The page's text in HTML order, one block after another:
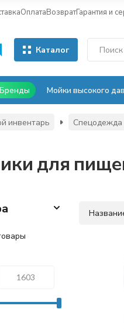
ОплатаВозвратГарантия и
Каталог
Бренды Мойки высокого
инвентарь Спецодежда
для